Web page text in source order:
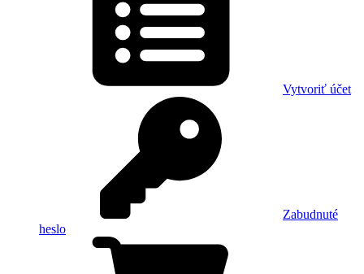
Vytvoriť účet
Zabudnuté
heslo